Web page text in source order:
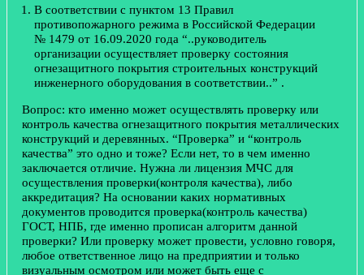
В соответствии с пунктом 13 Правил
противопожарного режима в Российской Федерации
№ 1479 от 16.09.2020 года “..руководитель
организации осуществляет проверку состояния
огнезащитного покрытия строительных конструкций
инженерного оборудования в соответствии..” .
Вопрос: кто именно может осуществлять проверку или
контроль качества огнезащитного покрытия металлических
конструкций и деревянных. “Проверка” и “контроль
качества” это одно и тоже? Если нет, то в чем именно
заключается отличие. Нужна ли лицензия МЧС для
осуществления проверки(контроля качества), либо
аккредитация? На основании каких нормативных
документов проводится проверка(контроль качества)
ГОСТ, НПБ, где именно прописан алгоритм данной
проверки? Или проверку может провести, условно говоря,
любое ответственное лицо на предприятии и только
визуальным осмотром или может быть еще с